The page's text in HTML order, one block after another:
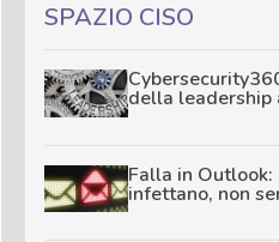
SPAZIO CISO
della
Falla in Outlook:
infettano, non